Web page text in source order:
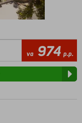
va 974 p.p.